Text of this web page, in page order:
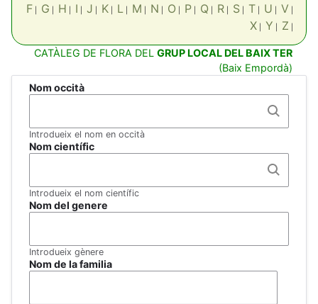
F G H I J K L M N O P Q R S T U V
X Y Z
CATÀLEG DE FLORA DEL GRUP LOCAL DEL BAIX TER
(Baix Empordà)
Nom occità
Introdueix el nom en occità
Nom científic
Introdueix el nom científic
Nom del genere
Introdueix gènere
Nom de la familia